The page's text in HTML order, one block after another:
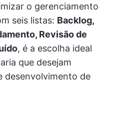
o gerenciamento
seis listas: Backlog,
Revisão de
, é a escolha ideal
que desejam
desenvolvimento de